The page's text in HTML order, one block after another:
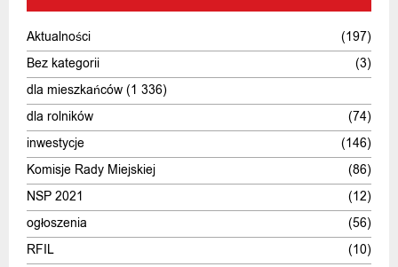
Aktualności
(197)
Bez kategorii
(3)
dla mieszkańców (1 336)
dla rolników
(74)
inwestycje
(146)
Komisje Rady Miejskiej
(86)
NSP 2021
(12)
ogłoszenia
(56)
RFIL
(10)